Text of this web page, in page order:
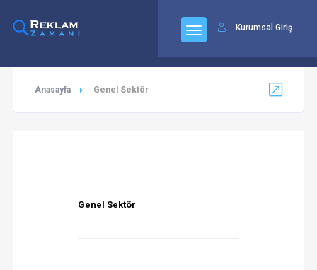
Kurumsal Giriş
Anasayfa Genel Sektör
Genel Sektör